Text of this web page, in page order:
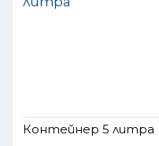
Контейнер 5 литра